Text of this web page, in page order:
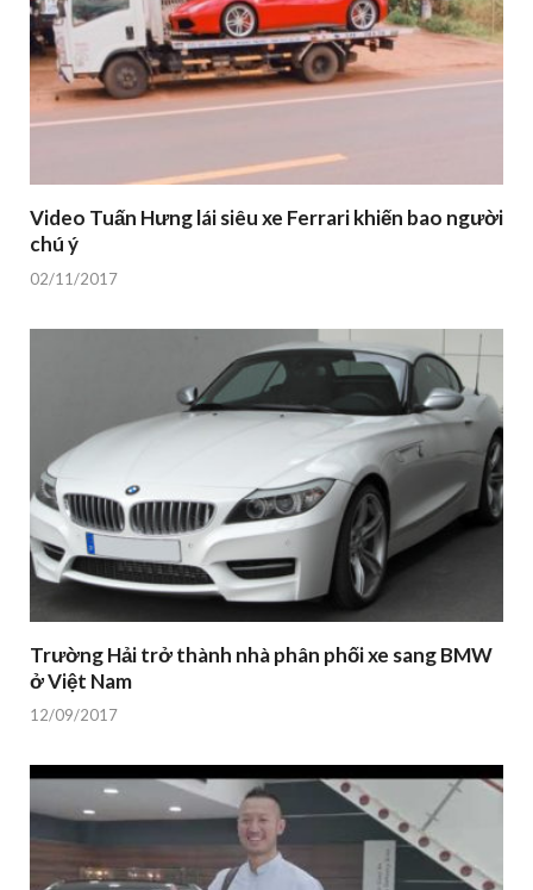
Video Tuấn Hưng lái siêu xe Ferrari khiến bao người
chú ý
02/11/2017
Trường Hải trở thành nhà phân phối xe sang BMW
ở Việt Nam
12/09/2017